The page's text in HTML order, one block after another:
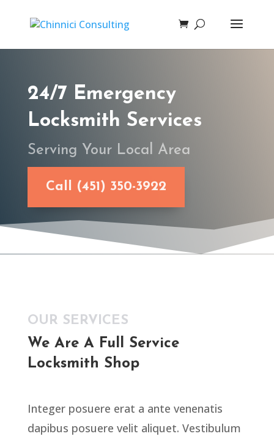
24/7 Emergency
Locksmith Services
Serving Your Local Area
Call (451) 350-3922
OUR SERVICES
We Are A Full Service
Locksmith Shop
Integer posuere erat a ante venenatis
dapibus posuere velit aliquet. Vestibulum